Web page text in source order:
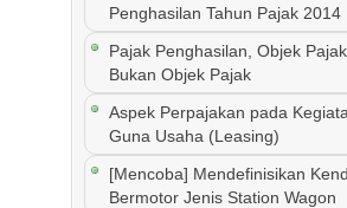
Penghasilan Tahun Pajak 2014
Pajak Penghasilan, Objek
Bukan Objek Pajak
Aspek Perpajakan pada
Guna Usaha (Leasing)
[Mencoba] Mendefinisikan
Bermotor Jenis Station Wagon